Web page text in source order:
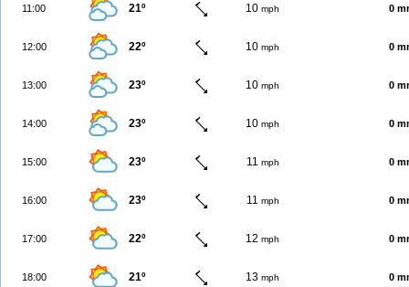
11:00 21º 10 mph 0
12:00 22º 10 mph 0
13:00 23º 10 mph 0
14:00 23º 10 mph 0
15:00 23º 11 mph 0
16:00 23º 11 mph 0
17:00 22º 12 mph 0
18:00 21º 13 mph 0